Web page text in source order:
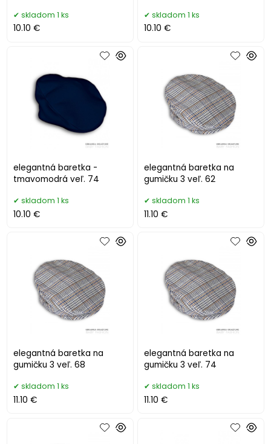
skladom 1 ks
10.10 €
skladom 1 ks
10.10 €
elegantná baretka -
tmavomodrá veľ. 74
skladom 1 ks
10.10 €
elegantná baretka na
gumičku 3 veľ. 62
skladom 1 ks
11.10 €
elegantná baretka na
gumičku 3 veľ. 68
skladom 1 ks
11.10 €
elegantná baretka na
gumičku 3 veľ. 74
skladom 1 ks
11.10 €